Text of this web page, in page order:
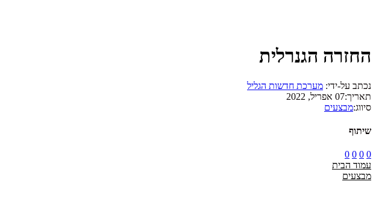
החזרה הגנרלית
נכתב על-ידי: מערכת חדשות הגליל
תאריך:07 אפריל, 2022
סיווג:מבצעים
שיתוף
0
0
0
0
עמוד הבית
מבצעים